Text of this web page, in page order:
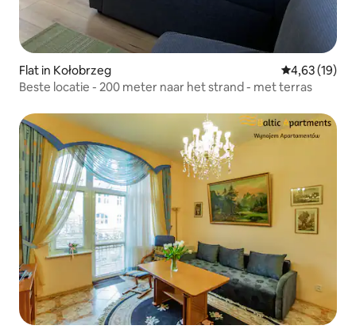
Flat in Kołobrzeg Gemiddelde
4,63 (19)
Beste locatie - 200 meter naar het strand - met terras